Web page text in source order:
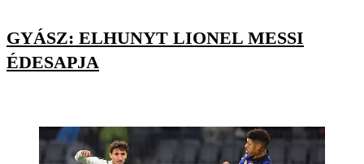
GYÁSZ: ELHUNYT LIONEL MESSI
ÉDESAPJA